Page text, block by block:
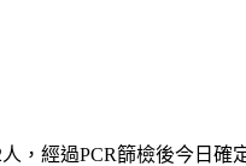
，經過PCR篩檢後今日確